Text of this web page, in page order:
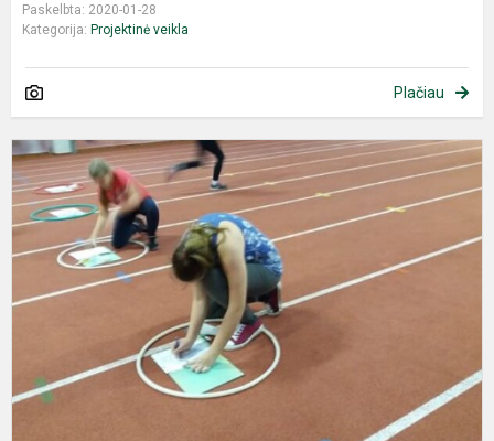
Paskelbta: 2020-01-28
Kategorija: Projektinė veikla
Plačiau